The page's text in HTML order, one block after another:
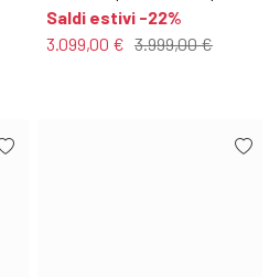
Saldi estivi -22%
3.099,00 € 3.999,00 €